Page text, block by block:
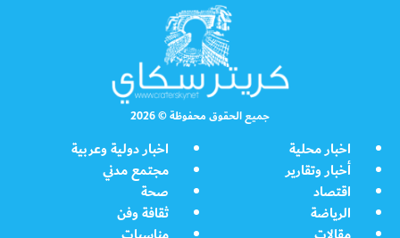
جميع الحقوق محفوظة © 2026
اخبار محلية
اخبار دولية وعربية
أخبار وتقارير
مجتمع مدني
اقتصاد
صحة
الرياضة
ثقافة وفن